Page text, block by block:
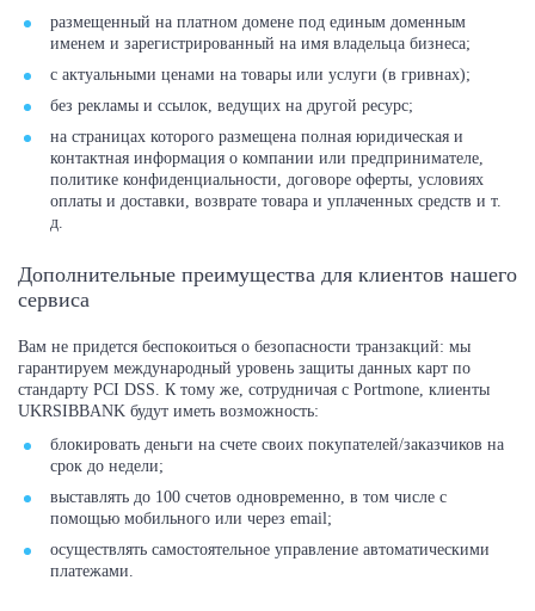
размещенный на платном домене под единым доменным
именем и зарегистрированный на имя владельца бизнеса;
с актуальными ценами на товары или услуги (в гривнах);
без рекламы и ссылок, ведущих на другой ресурс;
на страницах которого размещена полная юридическая и
контактная информация о компании или предпринимателе,
политике конфиденциальности, договоре оферты, условиях
оплаты и доставки, возврате товара и уплаченных средств и т.
д.
Дополнительные преимущества для клиентов нашего
сервиса
Вам не придется беспокоиться о безопасности транзакций: мы
гарантируем международный уровень защиты данных карт по
стандарту PCI DSS. К тому же, сотрудничая с Portmone, клиенты
UKRSIBBANK будут иметь возможность:
блокировать деньги на счете своих покупателей/заказчиков на
срок до недели;
выставлять до 100 счетов одновременно, в том числе с
помощью мобильного или через email;
осуществлять самостоятельное управление автоматическими
платежами.